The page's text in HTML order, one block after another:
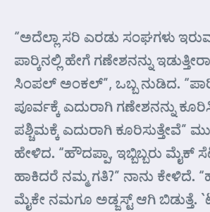
“ಅದೆಲ್ಲಾ ಸರಿ ಎರಡು ಸಂಘಗಳು
ಪಾರ್‍ಕಿನಲ್ಲಿ ಹೇಗೆ ಗಣೇಶನನ್ನು
ಸಿಂಪಲ್ ಅಂಕಲ್”, ಒಬ್ಬ ನುಡಿದ.
ಪೂರ್ವಕ್ಕೆ ಎದುರಾಗಿ ಗಣೇಶನನ್ನು
ಪಶ್ಚಿಮಕ್ಕೆ ಎದುರಾಗಿ ಕೂರಿಸುತ್ತೇವೆ”
ಹೇಳಿದ. “ಹೌದಪ್ಪಾ, ಇಬ್ಬಿಬ್ಬರು ಮೈಕ್
ಹಾಕಿದರೆ ನಮ್ಮ ಗತಿ?” ನಾನು ಕೇಳಿದೆ.
ಮೈಕೇ ನಮಗೂ ಅಡ್ಜಸ್ಟ್ ಆಗಿ ಬಿಡುತ್ತೆ.